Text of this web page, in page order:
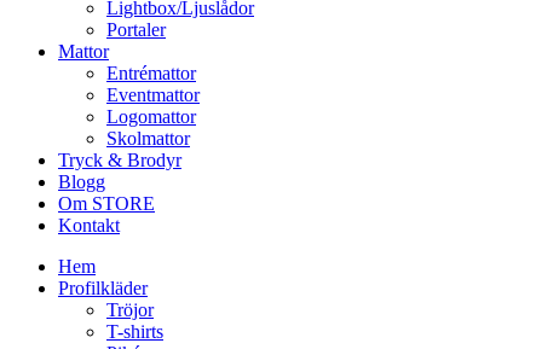
Lightbox/Ljuslådor
Portaler
Mattor
Entrémattor
Eventmattor
Logomattor
Skolmattor
Tryck & Brodyr
Blogg
Om STORE
Kontakt
Hem
Profilkläder
Tröjor
T-shirts